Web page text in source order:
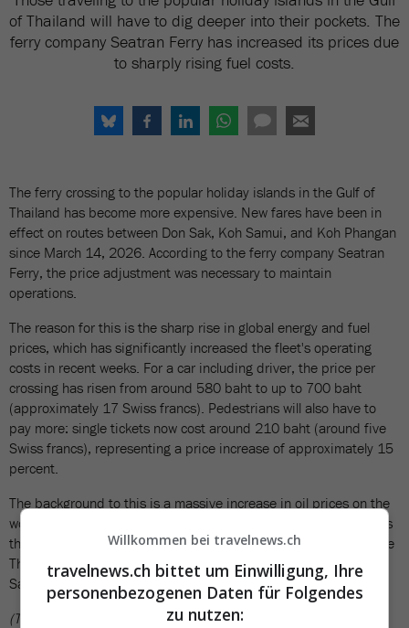
of Thailand will have to dig deeper into their pockets. The
ferry company Seatran Ferry has increased its prices due
to sharply rising fuel costs.
The ferry crossing to the popular holiday islands in the Gulf of
Thailand has become more expensive. New fares have been in
effect on routes between Don Sak, Koh Samui, and Koh Phangan
since March 14, 2026. According to the ferry company Seatran
Ferry, the price adjustment was necessary to maintain
operations.
The reason for this is the sharp rise in global energy and fuel
prices, which has significantly increased the fleet's operating
costs in recent weeks. For a car including driver, the price per
crossing has risen from around 580 baht to up to 700 baht
(approximately 17 Swiss francs). Pedestrians will also have to
pay more: single tickets now cost around 210 baht (around five
Swiss francs), representing a price increase of approximately 15
percent.
The background to this is a massive increase in oil prices on the
world market, which is putting transport and logistics companies
throughout Southeast Asia under pressure. At the same time, the
Thai immigration authorities have intensified controls on Koh
Samui and are specifically checking visas and work permits.
(TN)
Willkommen bei travelnews.ch
travelnews.ch bittet um Einwilligung, Ihre
personenbezogenen Daten für Folgendes
zu nutzen: